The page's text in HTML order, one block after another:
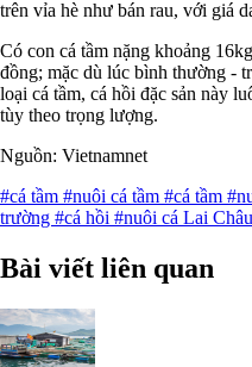
trên vỉa hè như bán rau, với giá
Có con cá tầm nặng khoảng
đồng; mặc dù lúc bình thường -
loại cá tầm, cá hồi đặc sản này
tùy theo trọng lượng.
Nguồn: Vietnamnet
#cá tầm #nuôi cá tầm #cá tầm
trường #cá hồi #nuôi cá Lai Châu
Bài viết liên quan